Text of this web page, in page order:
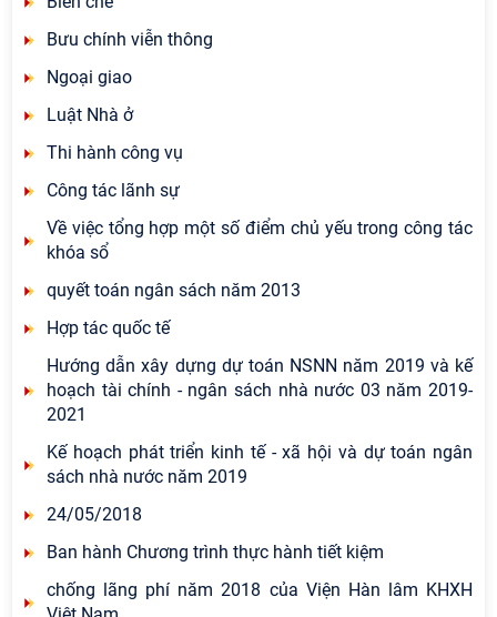
Bưu chính viễn thông
Ngoại giao
Luật Nhà ở
Thi hành công vụ
Công tác lãnh sự
Về việc tổng hợp một số điểm chủ yếu trong công tác
khóa sổ
quyết toán ngân sách năm 2013
Hợp tác quốc tế
Hướng dẫn xây dựng dự toán NSNN năm 2019 và kế
hoạch tài chính - ngân sách nhà nước 03 năm 2019-
2021
Kế hoạch phát triển kinh tế - xã hội và dự toán ngân
sách nhà nước năm 2019
24/05/2018
Ban hành Chương trình thực hành tiết kiệm
chống lãng phí năm 2018 của Viện Hàn lâm KHXH